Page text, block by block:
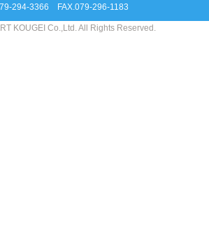
294-3366 FAX.079-296-1183
KOUGEI Co.,Ltd. All Rights Reserved.